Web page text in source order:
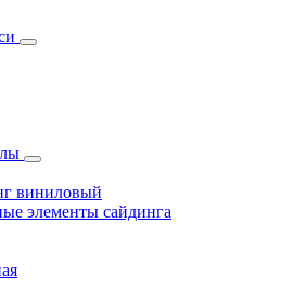
виниловый
элементы сайдинга